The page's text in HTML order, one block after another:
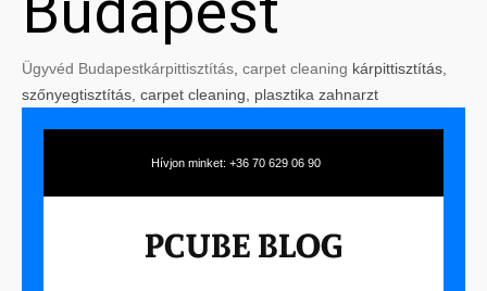
Ügyvéd Budapestkárpittisztítás carpet cleaning kárpittisztítás,
szőnyegtisztítás, carpet cleaning, plasztika zahnarzt
Hívjon minket: +36 70 629 06 90